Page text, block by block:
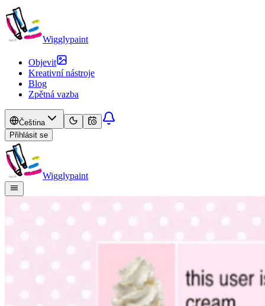
Wigglypaint
Objevit
Kreativní nástroje
Blog
Zpětná vazba
Čeština
Přihlásit se
Wigglypaint